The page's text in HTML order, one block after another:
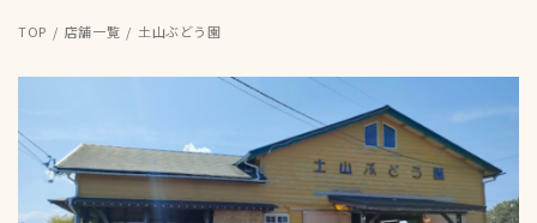
TOP 店舗一覧 土山ぶどう園